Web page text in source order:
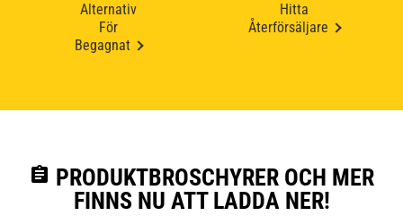
Alternativ
För
Begagnat
Hitta
Återförsäljare
assignment PRODUKTBROSCHYRER OCH MER
FINNS NU ATT LADDA NER!